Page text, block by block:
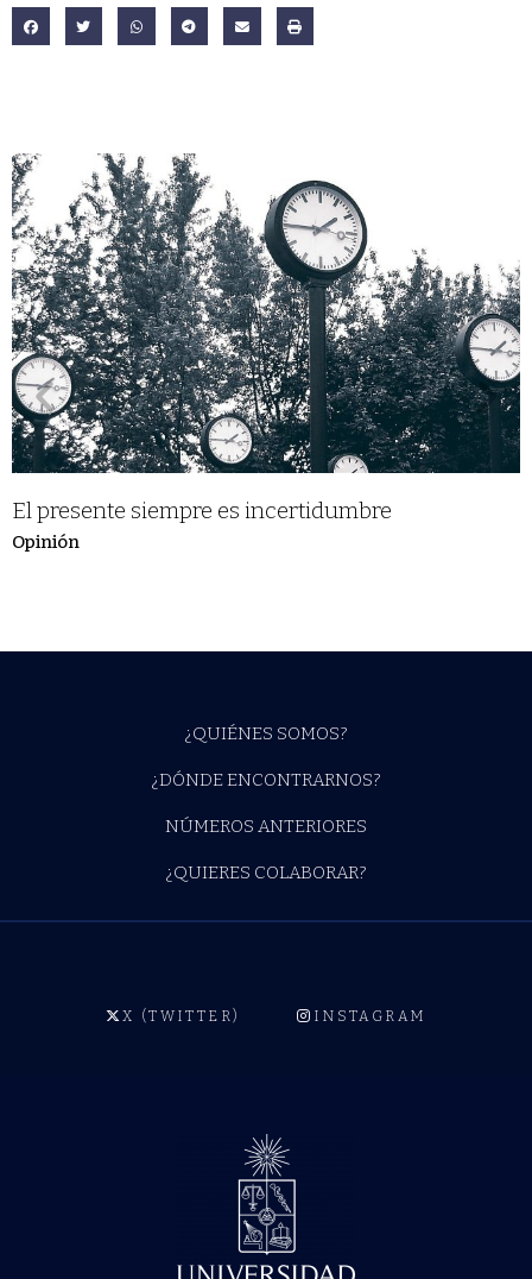
El presente siempre es incertidumbre
Opinión
¿QUIÉNES SOMOS?
¿DÓNDE ENCONTRARNOS?
NÚMEROS ANTERIORES
¿QUIERES COLABORAR?
X (TWITTER) INSTAGRAM